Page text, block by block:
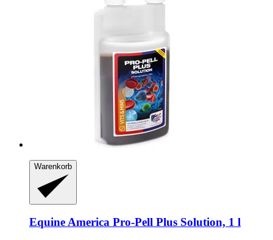
Warenkorb
Equine America Pro-​Pell Plus Solution, 1 l